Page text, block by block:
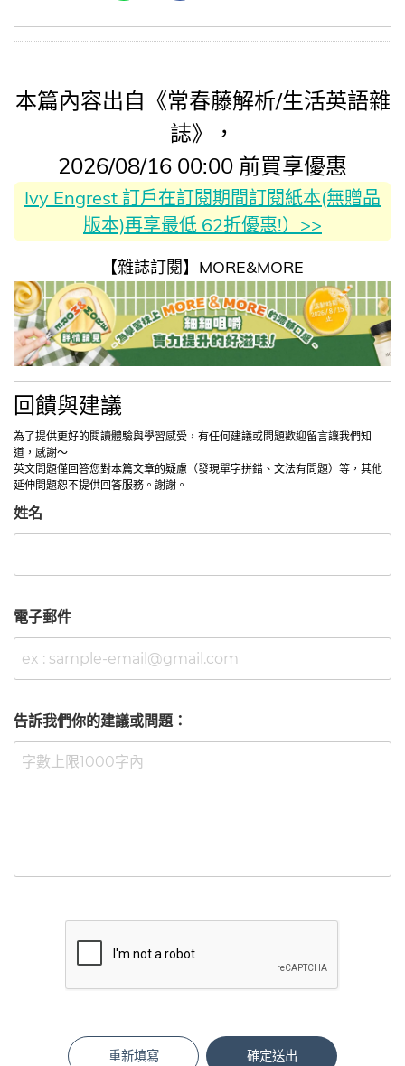
本篇內容出自《常春藤解析/生活英語雜
誌》，
2026/08/16 00:00 前買享優惠
Ivy Engrest 訂戶在訂閱期間訂閱紙本(無贈品
版本)再享最低 62折優惠!）>>
【雜誌訂閱】MORE&MORE
回饋與建議
為了提供更好的閱讀體驗與學習感受，有任何建議或問題歡迎留言讓我們知
道，感謝～
英文問題僅回答您對本篇文章的疑慮（發現單字拼錯、文法有問題）等，其他
延伸問題恕不提供回答服務。謝謝。
姓名
電子郵件
告訴我們你的建議或問題：
重新填寫 確定送出